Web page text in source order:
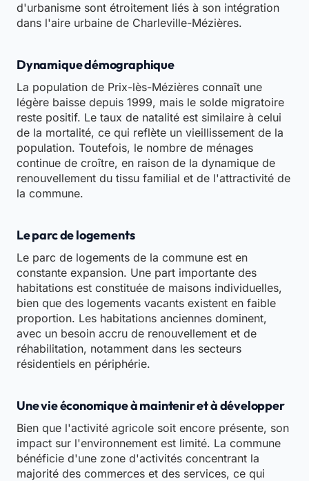
d'urbanisme sont étroitement liés à son intégration
dans l'aire urbaine de Charleville-Mézières.
Dynamique démographique
La population de Prix-lès-Mézières connaît une
légère baisse depuis 1999, mais le solde migratoire
reste positif. Le taux de natalité est similaire à celui
de la mortalité, ce qui reflète un vieillissement de la
population. Toutefois, le nombre de ménages
continue de croître, en raison de la dynamique de
renouvellement du tissu familial et de l'attractivité de
la commune.
Le parc de logements
Le parc de logements de la commune est en
constante expansion. Une part importante des
habitations est constituée de maisons individuelles,
bien que des logements vacants existent en faible
proportion. Les habitations anciennes dominent,
avec un besoin accru de renouvellement et de
réhabilitation, notamment dans les secteurs
résidentiels en périphérie.
Une vie économique à maintenir et à développer
Bien que l'activité agricole soit encore présente, son
impact sur l'environnement est limité. La commune
bénéficie d'une zone d'activités concentrant la
majorité des commerces et des services, ce qui